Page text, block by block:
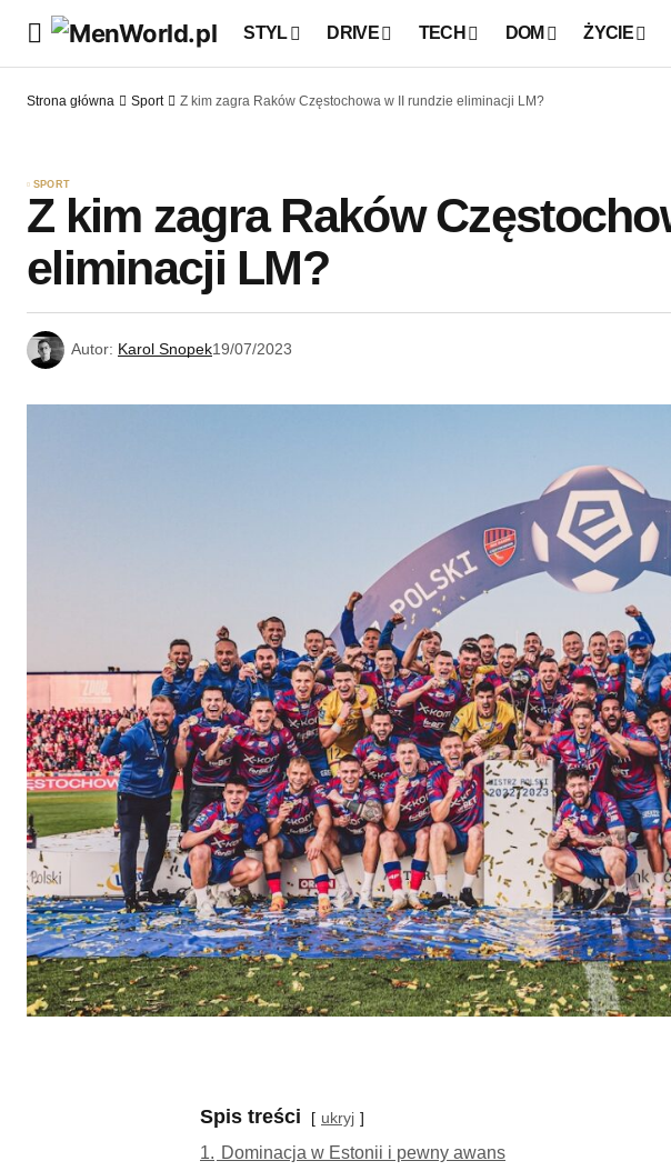
STYL DRIVE TECH DOM ŻYCIE
Strona główna Sport Z kim zagra Raków Częstochowa w II rundzie eliminacji LM?
SPORT
Z kim zagra Raków
eliminacji LM?
Autor: Karol Snopek19/07/2023
Spis treści ukryj
1. Dominacja w Estonii i pewny awans